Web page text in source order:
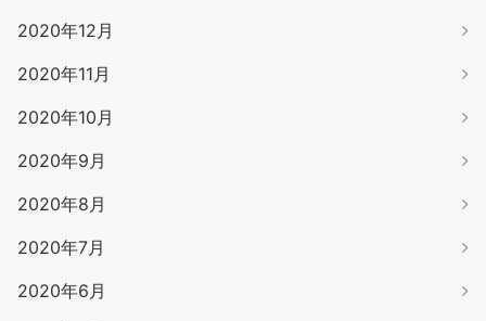
2020年12月
2020年11月
2020年10月
2020年9月
2020年8月
2020年7月
2020年6月